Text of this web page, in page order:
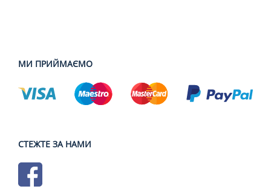
МИ ПРИЙМАЄМО
СТЕЖТЕ ЗА НАМИ